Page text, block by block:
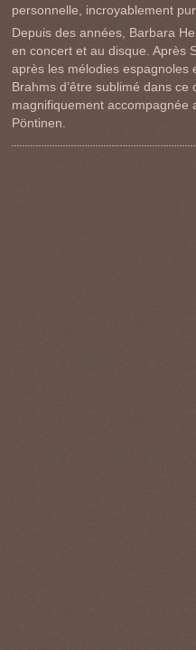
personnelle, incroyablement
Depuis des années, Barbara
en concert et au disque. Après
après les mélodies espagnoles
Brahms d’être sublimé dans ce
magnifiquement accompagnée
Pöntinen.